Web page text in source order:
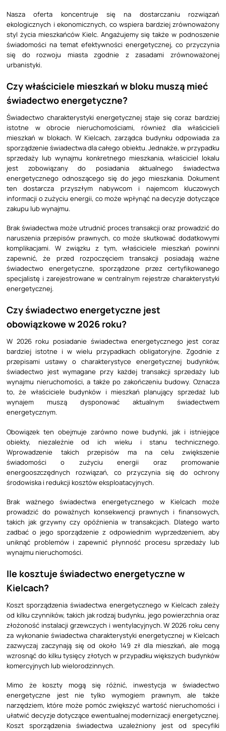
Nasza oferta koncentruje się na dostarczaniu rozwiązań
ekologicznych i ekonomicznych, co wspiera bardziej zrównoważony
styl życia mieszkańców Kielc. Angażujemy się także w podnoszenie
świadomości na temat efektywności energetycznej, co przyczynia
się do rozwoju miasta zgodnie z zasadami zrównoważonej
urbanistyki.
Czy właściciele mieszkań w bloku muszą mieć
świadectwo energetyczne?
Świadectwo charakterystyki energetycznej staje się coraz bardziej
istotne w obrocie nieruchomościami, również dla właścicieli
mieszkań w blokach. W Kielcach, zarządca budynku odpowiada za
sporządzenie świadectwa dla całego obiektu. Jednakże, w przypadku
sprzedaży lub wynajmu konkretnego mieszkania, właściciel lokalu
jest zobowiązany do posiadania aktualnego świadectwa
energetycznego odnoszącego się do jego mieszkania. Dokument
ten dostarcza przyszłym nabywcom i najemcom kluczowych
informacji o zużyciu energii, co może wpłynąć na decyzje dotyczące
zakupu lub wynajmu.
Brak świadectwa może utrudnić proces transakcji oraz prowadzić do
naruszenia przepisów prawnych, co może skutkować dodatkowymi
komplikacjami. W związku z tym, właściciele mieszkań powinni
zapewnić, że przed rozpoczęciem transakcji posiadają ważne
świadectwo energetyczne, sporządzone przez certyfikowanego
specjalistę i zarejestrowane w centralnym rejestrze charakterystyki
energetycznej.
Czy świadectwo energetyczne jest
obowiązkowe w 2026 roku?
W 2026 roku posiadanie świadectwa energetycznego jest coraz
bardziej istotne i w wielu przypadkach obligatoryjne. Zgodnie z
przepisami ustawy o charakterystyce energetycznej budynków,
świadectwo jest wymagane przy każdej transakcji sprzedaży lub
wynajmu nieruchomości, a także po zakończeniu budowy. Oznacza
to, że właściciele budynków i mieszkań planujący sprzedaż lub
wynajem muszą dysponować aktualnym świadectwem
energetycznym.
Obowiązek ten obejmuje zarówno nowe budynki, jak i istniejące
obiekty, niezależnie od ich wieku i stanu technicznego.
Wprowadzenie takich przepisów ma na celu zwiększenie
świadomości o zużyciu energii oraz promowanie
energooszczędnych rozwiązań, co przyczynia się do ochrony
środowiska i redukcji kosztów eksploatacyjnych.
Brak ważnego świadectwa energetycznego w Kielcach może
prowadzić do poważnych konsekwencji prawnych i finansowych,
takich jak grzywny czy opóźnienia w transakcjach. Dlatego warto
zadbać o jego sporządzenie z odpowiednim wyprzedzeniem, aby
uniknąć problemów i zapewnić płynność procesu sprzedaży lub
wynajmu nieruchomości.
Ile kosztuje świadectwo energetyczne w
Kielcach?
Koszt sporządzenia świadectwa energetycznego w Kielcach zależy
od kilku czynników, takich jak rodzaj budynku, jego powierzchnia oraz
złożoność instalacji grzewczych i wentylacyjnych. W 2026 roku ceny
za wykonanie świadectwa charakterystyki energetycznej w Kielcach
zazwyczaj zaczynają się od około 149 zł dla mieszkań, ale mogą
wzrosnąć do kilku tysięcy złotych w przypadku większych budynków
komercyjnych lub wielorodzinnych.
Mimo że koszty mogą się różnić, inwestycja w świadectwo
energetyczne jest nie tylko wymogiem prawnym, ale także
narzędziem, które może pomóc zwiększyć wartość nieruchomości i
ułatwić decyzje dotyczące ewentualnej modernizacji energetycznej.
Koszt sporządzenia świadectwa uzależniony jest od specyfiki